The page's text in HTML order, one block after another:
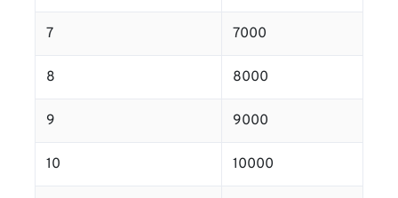
7 7000
8 8000
9 9000
10 10000